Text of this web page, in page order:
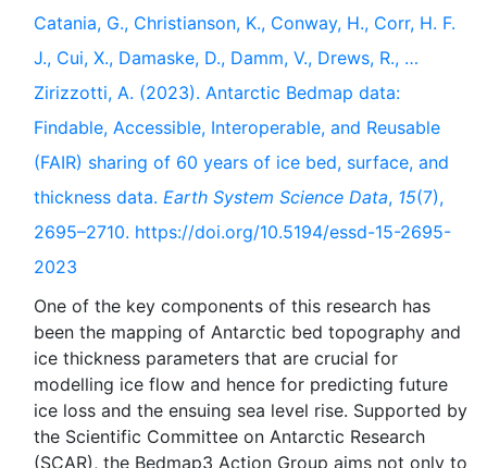
Catania, G., Christianson, K., Conway, H., Corr, H. F.
J., Cui, X., Damaske, D., Damm, V., Drews, R., …
Zirizzotti, A. (2023). Antarctic Bedmap data:
Findable, Accessible, Interoperable, and Reusable
(FAIR) sharing of 60 years of ice bed, surface, and
thickness data. Earth System Science Data, 15(7),
2695–2710. https://doi.org/10.5194/essd-15-2695-
2023
One of the key components of this research has
been the mapping of Antarctic bed topography and
ice thickness parameters that are crucial for
modelling ice flow and hence for predicting future
ice loss and the ensuing sea level rise. Supported by
the Scientific Committee on Antarctic Research
(SCAR), the Bedmap3 Action Group aims not only to